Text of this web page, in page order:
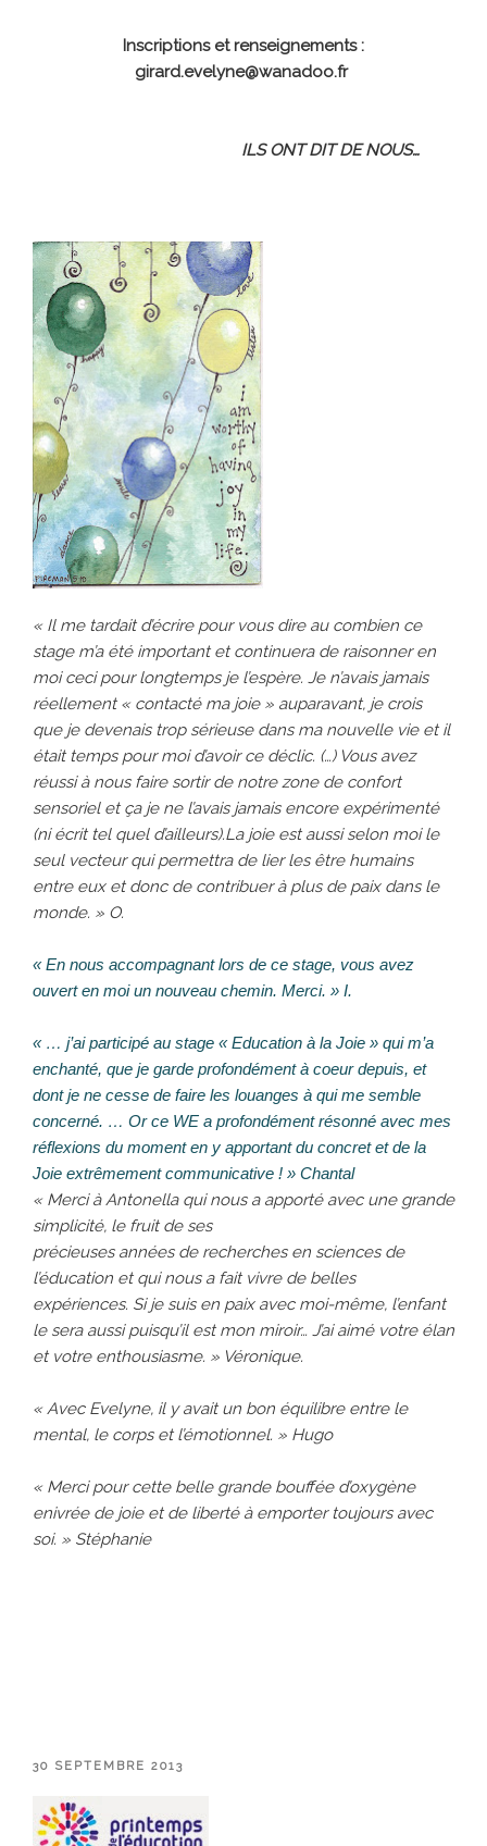
Inscriptions et renseignements :
girard.evelyne@wanadoo.fr
ILS ONT DIT DE NOUS…
« Il me tardait d’écrire pour vous dire au combien ce
stage m’a été important et continuera de raisonner en
moi ceci pour longtemps je l’espère. Je n’avais jamais
réellement « contacté ma joie » auparavant, je crois
que je devenais trop sérieuse dans ma nouvelle vie et il
était temps pour moi d’avoir ce déclic. (…) Vous avez
réussi à nous faire sortir de notre zone de confort
sensoriel et ça je ne l’avais jamais encore expérimenté
(ni écrit tel quel d’ailleurs).La joie est aussi selon moi le
seul vecteur qui permettra de lier les être humains
entre eux et donc de contribuer à plus de paix dans le
monde. » O.
« En nous accompagnant lors de ce stage, vous avez
ouvert en moi un nouveau chemin. Merci. » I.
« … j’ai participé au stage « Education à la Joie » qui m’a
enchanté, que je garde profondément à coeur depuis, et
dont je ne cesse de faire les louanges à qui me semble
concerné. … Or ce WE a profondément résonné avec mes
réflexions du moment en y apportant du concret et de la
Joie extrêmement communicative ! » Chantal
« Merci à Antonella qui nous a apporté avec une grande
simplicité, le fruit de ses
précieuses années de recherches en sciences de
l’éducation et qui nous a fait vivre de belles
expériences. Si je suis en paix avec moi-même, l’enfant
le sera aussi puisqu’il est mon miroir… J’ai aimé votre élan
et votre enthousiasme. » Véronique.
« Avec Evelyne, il y avait un bon équilibre entre le
mental, le corps et l’émotionnel. » Hugo
« Merci pour cette belle grande bouffée d’oxygène
enivrée de joie et de liberté à emportertoujours avec
soi. » Stéphanie
PUBLIÉ
30 SEPTEMBRE 2013